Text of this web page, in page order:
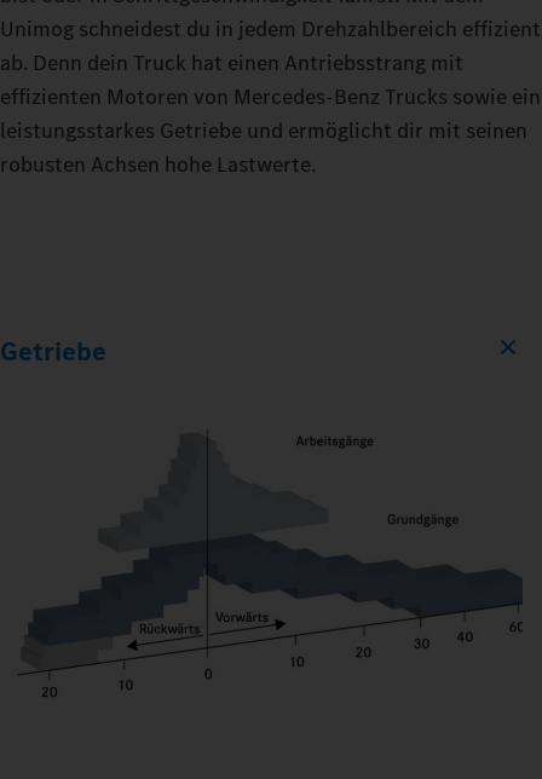
Unimog schneidest du in jedem Drehzahlbereich effizient
ab. Denn dein Truck hat einen Antriebsstrang mit
effizienten Motoren von Mercedes‑Benz Trucks sowie ein
leistungsstarkes Getriebe und ermöglicht dir mit seinen
robusten Achsen hohe Lastwerte.
Getriebe